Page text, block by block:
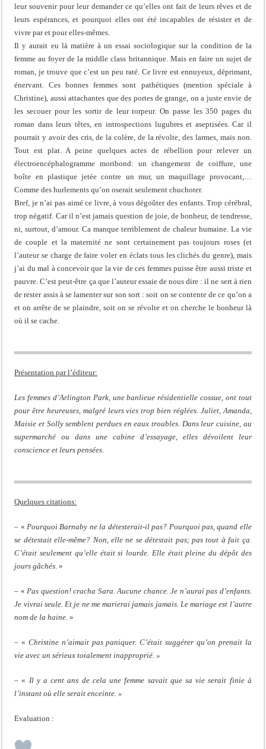
leur souvenir pour leur demander ce qu’elles ont fait de leurs rêves et de
leurs espérances, et pourquoi elles ont été incapables de résister et de
vivre par et pour elles-mêmes.
Il y aurait eu là matière à un essai sociologique sur la condition de la
femme au foyer de la middle class britannique. Mais en faire un sujet de
roman, je trouve que c’est un peu raté. Ce livre est ennuyeux, déprimant,
énervant. Ces bonnes femmes sont pathétiques (mention spéciale à
Christine), aussi attachantes que des portes de grange, on a juste envie de
les secouer pour les sortir de leur torpeur. On passe les 350 pages du
roman dans leurs têtes, en introspections lugubres et aseptisées. Car il
pourrait y avoir des cris, de la colère, de la révolte, des larmes, mais non.
Tout est plat. A peine quelques actes de rébellion pour relever un
électroencéphalogramme moribond: un changement de coiffure, une
boîte en plastique jetée contre un mur, un maquillage provocant,…
Comme des hurlements qu’on oserait seulement chuchoter.
Bref, je n’ai pas aimé ce livre, à vous dégoûter des enfants. Trop cérébral,
trop négatif. Car il n’est jamais question de joie, de bonheur, de tendresse,
ni, surtout, d’amour. Ca manque terriblement de chaleur humaine. La vie
de couple et la maternité ne sont certainement pas toujours roses (et
l’auteur se charge de faire voler en éclats tous les clichés du genre), mais
j’ai du mal à concevoir que la vie de ces femmes puisse être aussi triste et
pauvre. C’est peut-être ça que l’auteur essaie de nous dire : il ne sert à rien
de rester assis à se lamenter sur son sort : soit on se contente de ce qu’on a
et on arrête de se plaindre, soit on se révolte et on cherche le bonheur là
où il se cache.
Présentation par l’éditeur:
Les femmes d’Arlington Park, une banlieue résidentielle cossue, ont tout
pour être heureuses, malgré leurs vies trop bien réglées. Juliet, Amanda,
Maisie et Solly semblent perdues en eaux troubles. Dans leur cuisine, au
supermarché ou dans une cabine d’essayage, elles dévoilent leur
conscience et leurs pensées.
Quelques citations:
– «Pourquoi Barnaby ne la détesterait-il pas? Pourquoi pas, quand elle
se détestait elle-même? Non, elle ne se détestait pas; pas tout à fait ça.
C’était seulement qu’elle était si lourde. Elle était pleine du dépôt des
jours gâchés. »
– «Pas question! cracha Sara. Aucune chance. Je n’aurai pas d’enfants.
Je vivrai seule. Et je ne me marierai jamais jamais. Le mariage est l’autre
nom de la haine. »
– « Christine n’aimait pas paniquer. C’était suggérer qu’on prenait la
vie avec un sérieux totalement inapproprié. »
– « Il y a cent ans de cela une femme savait que sa vie serait finie à
l’instant où elle serait enceinte. »
Evaluation :